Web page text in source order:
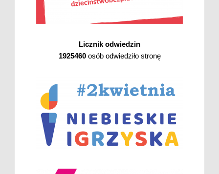
Licznik odwiedzin
1925460osób odwiedziło stronę